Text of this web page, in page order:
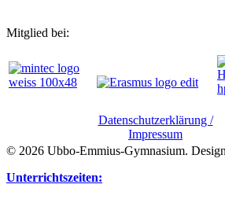
Mitglied bei:
Datenschutzerklärung /
Impressum
© 2026 Ubbo-Emmius-Gymnasium.
Unterrichtszeiten: